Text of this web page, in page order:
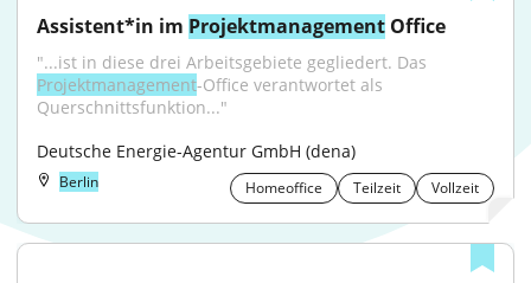
Assistent*in im Projektmanagement Office
Projektmanagement-Office verantwortet als
Querschnittsfunktion..."
Deutsche Energie-Agentur GmbH (dena)
Berlin Homeoffice Teilzeit Vollzeit